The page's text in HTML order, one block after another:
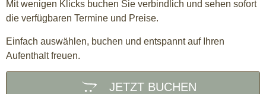
Mit wenigen Klicks buchen Sie verbindlich und sehen sofort
die verfügbaren Termine und Preise.
Einfach auswählen, buchen und entspannt auf Ihren
Aufenthalt freuen.
JETZT BUCHEN